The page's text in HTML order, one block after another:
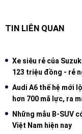
TIN LIÊN QUAN
Xe siêu rẻ của
123 triệu đồng - rẻ
Audi A6 thế hệ mới
hơn 700 mã lực, ra
Những mẫu B-SUV
Việt Nam hiện nay